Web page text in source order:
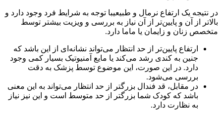
یک ارتفاع نرمال و طبیعیبا توجه به شرایط فرد وجود دارد و
از آن و پایین‌تر از آن نیاز به بررسی و ویزیت بیشتر توسط
زنان و زایمان یا ماما دارد.
ارتفاع پایین‌تر از حد انتظار می‌تواند نشانه‌ای از این باشد که
جنین به کندی رشد می‌کند یا مایع آمنیوتیک بسیار کمی وجود
دارد. در این صورت، این موضوع توسط پزشک به دقت
بررسی می‌شود.
در مقابل، قد فندال بزرگتر از حد انتظار می‌تواند به این معنی
باشد که کودک شما بزرگتر از حد متوسط است و این نیز نیاز
به نظارت دارد.